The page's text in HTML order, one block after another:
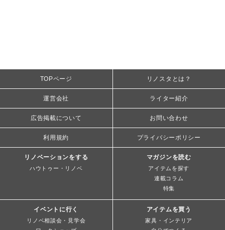
TOPページ リノスタとは？
運営会社 ライター紹介
広告掲載について お問い合わせ
利用規約 プライバシーポリシー
リノベーションをする
ハウトゥー・リノベ
マガジンを読む
アイテムを探す
連載コラム
特集
イベントに行く
リノベ相談会・見学会
アイテムを買う
家具・インテリア